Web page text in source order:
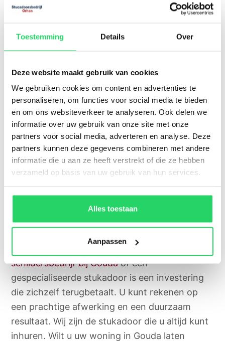
Toestemming Details Over
Deze website maakt gebruik van cookies
We gebruiken cookies om content en advertenties te
personaliseren, om functies voor social media te bieden
en om ons websiteverkeer te analyseren. Ook delen we
informatie over uw gebruik van onze site met onze
partners voor social media, adverteren en analyse. Deze
partners kunnen deze gegevens combineren met andere
informatie die u aan ze heeft verstrekt of die ze hebben
verzameld op basis van uw gebruik van hun services.
Alles toestaan
Aanpassen
stucwerk waarbij gebruik wordt gemaakt van
ook kiezen voor spachtelputz. Hierbij kunt u
zelf aangeven welke structuur u wenst voor uw
een dunne laag gips op uw plafond
aangebracht. Tot slot is er ook nog sausklaar
stucwerk. Hierbij is de stucadoor
verantwoordelijk voor een egale afwerking van
uw muren, zodat deze daarna naar wens
geschilderd kunnen worden.
Contact opnemen met
Stucadoorsbedrijf Orhan
Het inhuren van een professioneel
schildersbedrijf bij Goudaof een
gespecialiseerde stukadoor is een investering
die zichzelf terugbetaalt. U kunt rekenen op
een prachtige afwerking en een duurzaam
resultaat. Wij zijn de stukadoor die u altijd kunt
inhuren. Wilt u uw woning in Gouda laten